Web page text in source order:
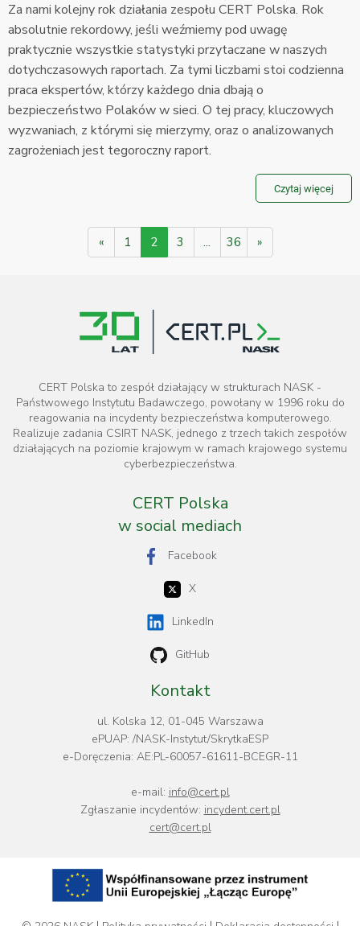
Za nami kolejny rok działania zespołu CERT Polska. Rok
absolutnie rekordowy, jeśli weźmiemy pod uwagę
praktycznie wszystkie statystyki przytaczane w naszych
dotychczasowych raportach. Za tymi liczbami stoi codzienna
praca ekspertów, którzy każdego dnia dbają o
bezpieczeństwo Polaków w sieci. O tej pracy, kluczowych
wyzwaniach, z którymi się mierzymy, oraz o analizowanych
zagrożeniach jest tegoroczny raport.
Czytaj więcej
« 1 2 3 ... 36 »
CERT Polska to zespół działający w strukturach NASK -
Państwowego Instytutu Badawczego, powołany w 1996 roku do
reagowania na incydenty bezpieczeństwa komputerowego.
Realizuje zadania CSIRT NASK, jednego z trzech takich zespołów
działających na poziomie krajowym w ramach krajowego systemu
cyberbezpieczeństwa.
CERT Polska
w social mediach
Facebook
X
LinkedIn
GitHub
Kontakt
ul. Kolska 12, 01-045 Warszawa
ePUAP: /NASK-Instytut/SkrytkaESP
e-Doręczenia: AE:PL-60057-61611-BCEGR-11
e-mail: info@cert.pl
Zgłaszanie incydentów: incydent.cert.pl
cert@cert.pl